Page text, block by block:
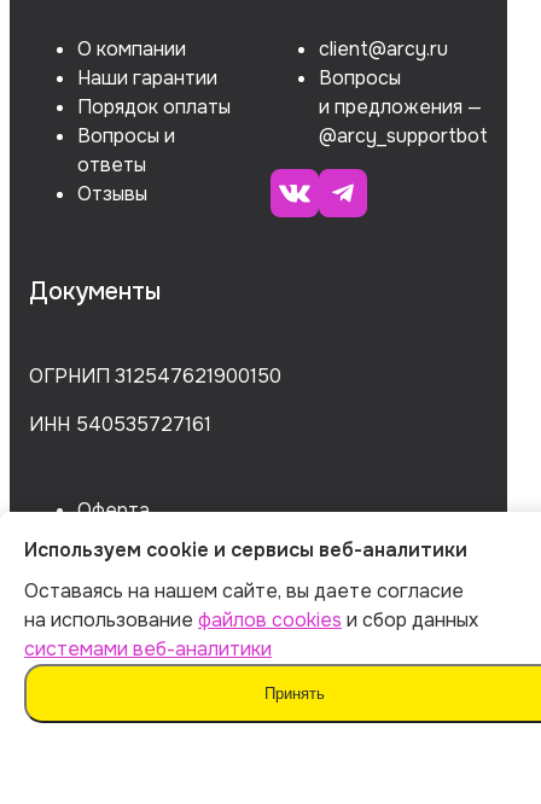
О компании
Наши гарантии
Порядок оплаты
Вопросы и
ответы
Отзывы
client@arcy.ru
Вопросы
и предложения —
@arcy_supportbot
Документы
ОГРНИП 312547621900150
ИНН 540535727161
Оферта
Политика обработки персональных данных
Согласие на обработку данных
Согласие на сбор данных
Используем cookie и сервисы веб-аналитики
Оставаясь на нашем сайте, вы даете согласие
на использование файлов cookies и сбор данных
системами веб-аналитики
Принять